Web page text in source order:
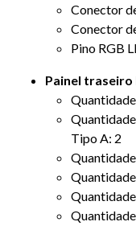
Conector
Conector
Pino RGB
Painel
Tipo A: 2